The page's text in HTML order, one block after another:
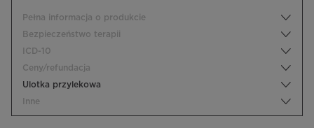
Pełna informacja o produkcie
Bezpieczeństwo terapii
ICD-10
Ceny/refundacja
Ulotka przylekowa
Inne